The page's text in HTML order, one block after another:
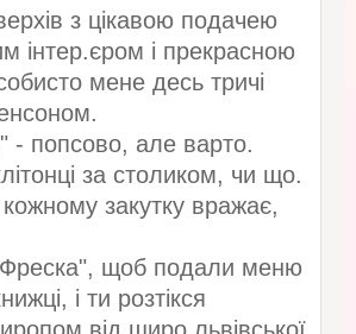
з цікавою подачею
інтер.єром і прекрасною
мене десь тричі
- попсово, але варто.
за столиком, чи що.
закутку вражає,
щоб подали меню
і ти розтікся